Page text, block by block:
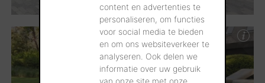
content en advertenties te
personaliseren, om functies
voor social media te bieden
en om ons websiteverkeer te
analyseren. Ook delen we
informatie over uw gebruik
van onze site met onze